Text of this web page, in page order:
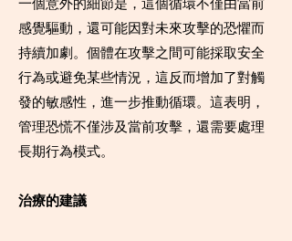
一個意外的細節是，這個循環不僅由當前
感覺驅動，還可能因對未來攻擊的恐懼而
持續加劇。個體在攻擊之間可能採取安全
行為或避免某些情況，這反而增加了對觸
發的敏感性，進一步推動循環。這表明，
管理恐慌不僅涉及當前攻擊，還需要處理
長期行為模式。
治療的建議